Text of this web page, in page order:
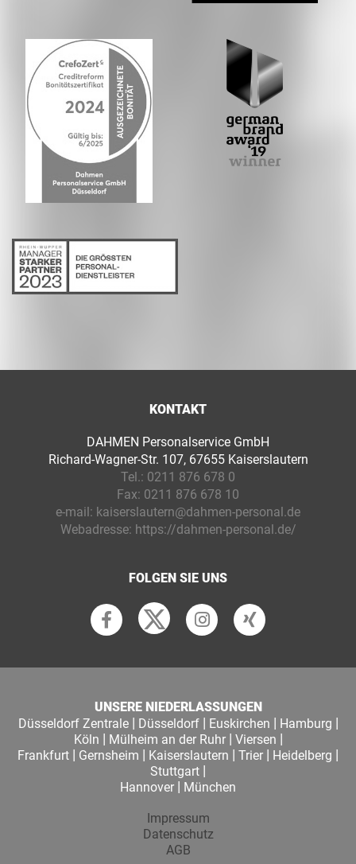
KONTAKT
DAHMEN Personalservice GmbH
Richard-Wagner-Str. 107, 67655 Kaiserslautern
Tel.: 0211 876 678 0
Fax: 0211 876 678 10
e-mail: kaiserslautern@dahmen-personal.de
Webadresse: https://dahmen-personal.de/
FOLGEN SIE UNS
UNSERE NIEDERLASSUNGEN
Düsseldorf Zentrale| Düsseldorf| Euskirchen | Hamburg |
Köln | Mülheim an der Ruhr| Viersen |
Frankfurt | Gernsheim | Kaiserslautern | Trier | Heidelberg |
Stuttgart |
Hannover | München
Impressum
Datenschutz
AGB